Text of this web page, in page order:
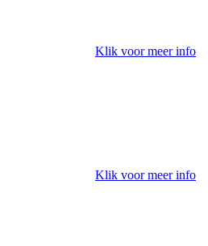
Klik voor meer info
Klik voor meer info